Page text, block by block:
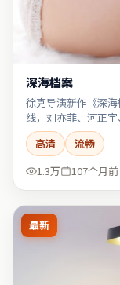
深海档案
徐克导演新作《深
线，刘亦菲、河正
高清
流畅
1.3万
107个月前
最新